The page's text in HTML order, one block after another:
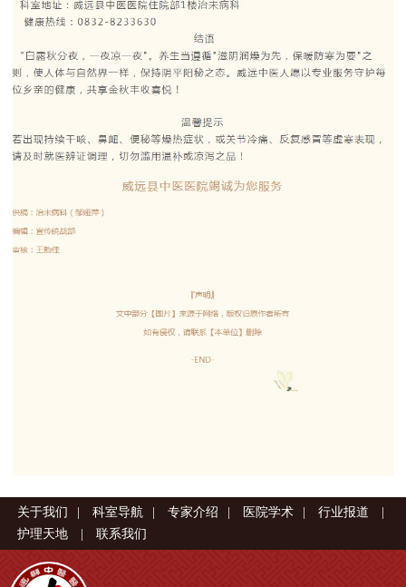
关于我们 | 科室导航 | 专家介绍 | 医院学术 | 行业报道
|
护理天地
| 联系我们